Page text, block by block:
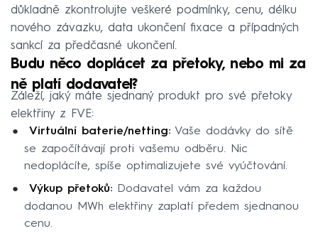
důkladně zkontrolujte veškeré podmínky, cenu, délku
nového závazku, data ukončení fixace a případných
sankcí za předčasné ukončení.
Budu něco doplácet za přetoky, nebo mi za
ně platí dodavatel?
Záleží, jaký máte sjednaný produkt pro své přetoky
elektřiny z FVE:
Virtuální baterie/netting:Vaše dodávky do sítě
se započítávají proti vašemu odběru. Nic
nedoplácíte, spíše optimalizujete své vyúčtování.
Výkup přetoků:Dodavatel vám za každou
dodanou MWh elektřiny zaplatí předem sjednanou
cenu.